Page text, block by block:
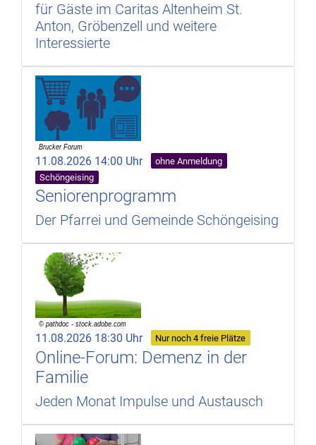
für Gäste im Caritas Altenheim St.
Anton, Gröbenzell und weitere
Interessierte
11.08.2026 14:00 Uhr
ohne Anmeldung
Schöngeising
Seniorenprogramm
Der Pfarrei und Gemeinde Schöngeising
11.08.2026 18:30 Uhr Nur noch 4 freie Plätze
Online-Forum: Demenz in der
Familie
Jeden Monat Impulse und Austausch